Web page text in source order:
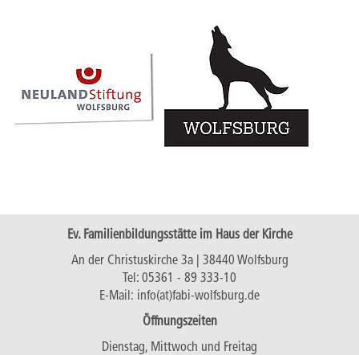
Ev. Familienbildungsstätte im Haus der Kirche
An der Christuskirche 3a | 38440 Wolfsburg
Tel: 05361 - 89 333-10
E-Mail: info(at)fabi-wolfsburg.de
Öffnungszeiten
Dienstag, Mittwoch und Freitag